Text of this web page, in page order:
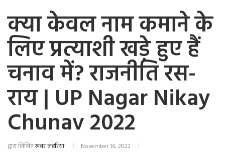
क्या केवल नाम कमाने के
लिए प्रत्याशी खड़े हुए हैं
चनाव में? राजनीति रस-
राय | UP Nagar Nikay
Chunav 2022
द्वारा लिखितखबर लहरिया November 16, 2022